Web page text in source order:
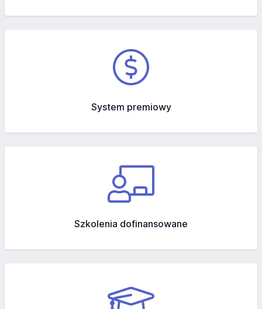
System premiowy
Szkolenia dofinansowane